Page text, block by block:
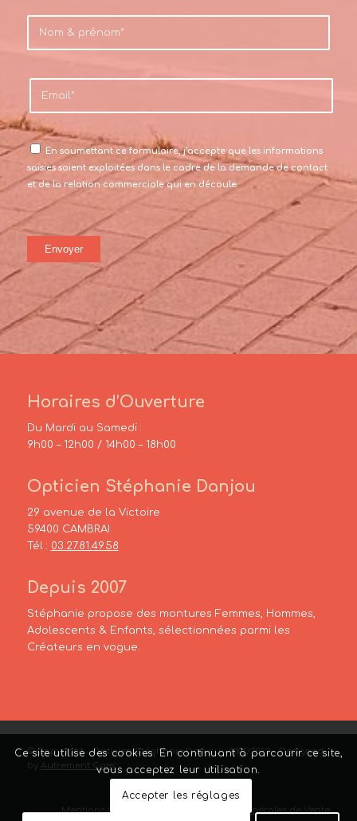
En soumettant ce formulaire, j’accepte que les informations
saisies soient exploitées dans le cadre de la demande de contact
et de la relation commerciale qui en découle.
Horaires d’Ouverture
Du Mardi au Samedi :
9h00 – 12h00 / 14h00 – 18h00
Opticien Stéphanie Danjou
29 avenue de la Victoire
59400 CAMBRAI
Tél : 03.27.81.49.58
Depuis 2007
Stéphanie propose des montures Femmes, Hommes,
Adolescents & Enfants, sélectionnées parmi les
Créateurs en vogue.
© Copyright – Opticien Stéphanie Danjou – 2007/2022 – Designed
by Autrement Com’
Mentions Légales Conditions Générales de Vente
Ce site utilise des cookies. En continuant à parcourir ce site,
vous acceptez leur utilisation.
Accepter les réglages